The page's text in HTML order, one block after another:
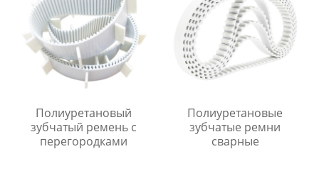
Полиуретановый
зубчатый ремень с
перегородками
Полиуретановые
зубчатые ремни
сварные